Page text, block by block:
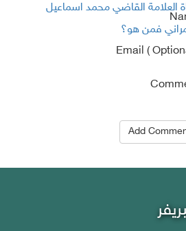
Email (
Add
العلامة القاضي محمد اسماعيل
فمن هو؟